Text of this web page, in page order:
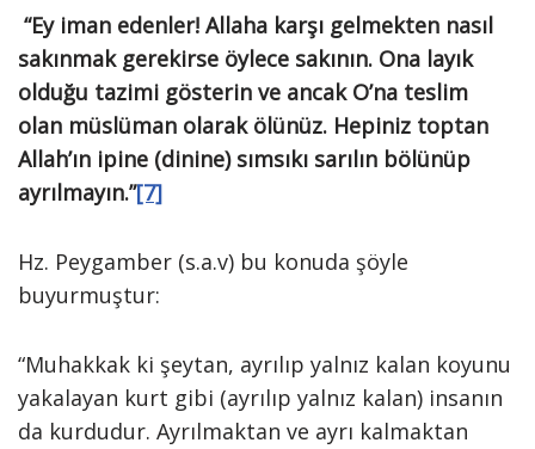
“Ey iman edenler! Allaha karşı gelmekten nasıl
sakınmak gerekirse öylece sakının. Ona layık
olduğu tazimi gösterin ve ancak O’na teslim
olan müslüman olarak ölünüz. Hepiniz toptan
Allah’ın ipine (dinine) sımsıkı sarılın bölünüp
ayrılmayın.”[7]
Hz. Peygamber (s.a.v) bu konuda şöyle
buyurmuştur:
“Muhakkak ki şeytan, ayrılıp yalnız kalan koyunu
yakalayan kurt gibi (ayrılıp yalnız kalan) insanın
da kurdudur. Ayrılmaktan ve ayrı kalmaktan